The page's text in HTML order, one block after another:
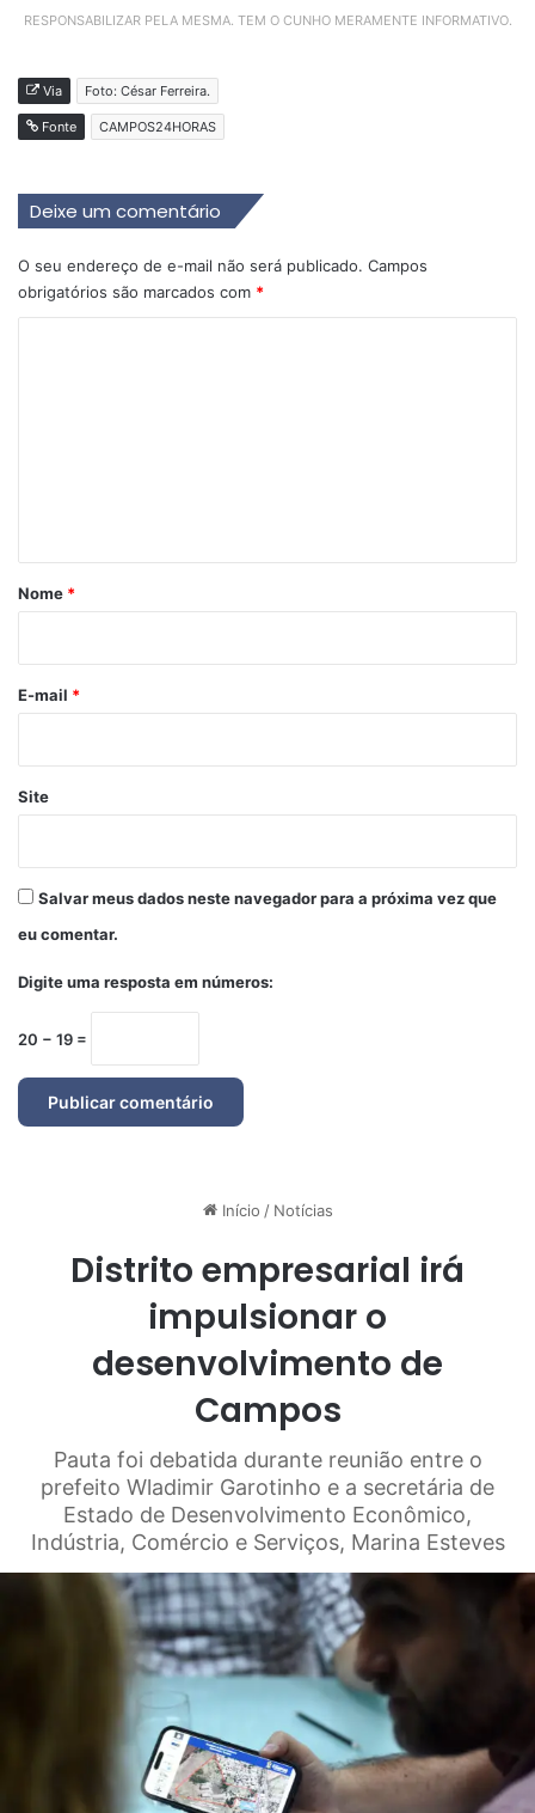
RESPONSABILIZAR PELA MESMA. TEM O CUNHO MERAMENTE INFORMATIVO.
Via Foto: César Ferreira.
Fonte CAMPOS24HORAS
Deixe um comentário
O seu endereço de e-mail não será publicado. Campos
obrigatórios são marcados com *
r
*
Nome *
E-mail *
Site
Salvar meus dados neste navegador para a próxima vez que
eu comentar.
Digite uma resposta em números:
20 − 19 =